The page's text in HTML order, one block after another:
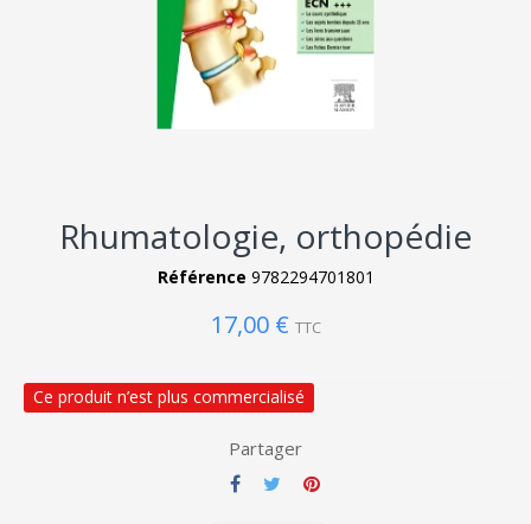
Rhumatologie, orthopédie
Référence 9782294701801
17,00 € TTC
Ce produit n’est plus commercialisé
Partager